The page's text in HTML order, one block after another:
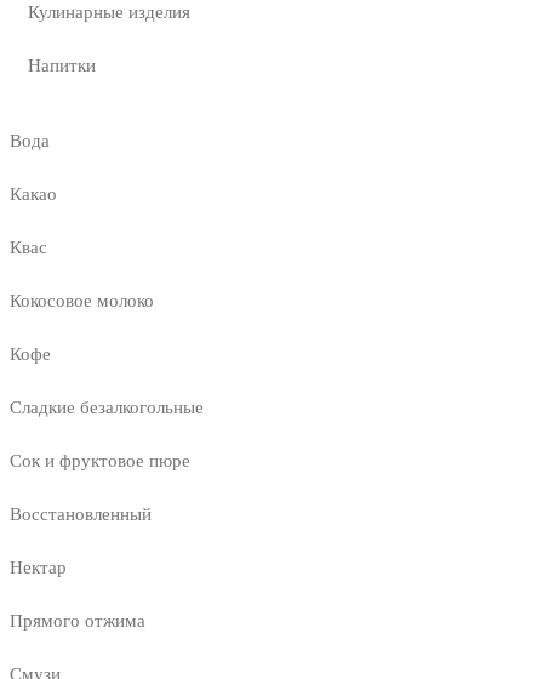
Кулинарные изделия
Напитки
Вода
Какао
Квас
Кокосовое молоко
Кофе
Сладкие безалкогольные
Сок и фруктовое пюре
Восстановленный
Нектар
Прямого отжима
Смузи